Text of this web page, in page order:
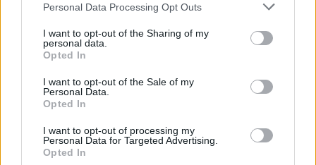
Personal Data Processing Opt Outs
I want to opt-out of the Sharing of my
personal data.
Opted In
I want to opt-out of the Sale of my
Personal Data.
Opted In
I want to opt-out of processing my
Personal Data for Targeted Advertising.
Opted In
As argolas de uma corrente:
L O
S
E
E
DJ brasileiro famoso pelo hit Hear Me Now
L O
K